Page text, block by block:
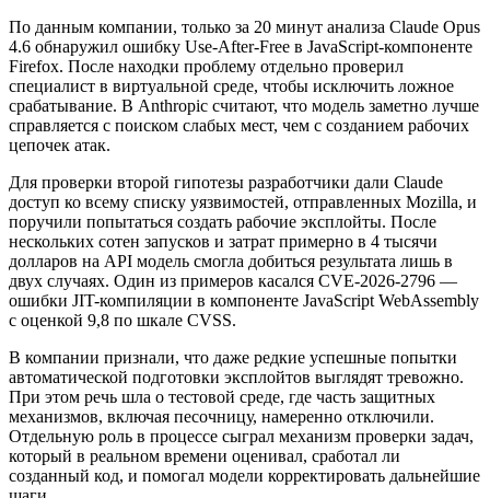
По данным компании, только за 20 минут анализа Claude Opus
4.6 обнаружил ошибку Use-After-Free в JavaScript-компоненте
Firefox. После находки проблему отдельно проверил
специалист в виртуальной среде, чтобы исключить ложное
срабатывание. В Anthropic считают, что модель заметно лучше
справляется с поиском слабых мест, чем с созданием рабочих
цепочек атак.
Для проверки второй гипотезы разработчики дали Claude
доступ ко всему списку уязвимостей, отправленных Mozilla, и
поручили попытаться создать рабочие эксплойты. После
нескольких сотен запусков и затрат примерно в 4 тысячи
долларов на API модель смогла добиться результата лишь в
двух случаях. Один из примеров касался CVE-2026-2796 —
ошибки JIT-компиляции в компоненте JavaScript WebAssembly
с оценкой 9,8 по шкале CVSS.
В компании признали, что даже редкие успешные попытки
автоматической подготовки эксплойтов выглядят тревожно.
При этом речь шла о тестовой среде, где часть защитных
механизмов, включая песочницу, намеренно отключили.
Отдельную роль в процессе сыграл механизм проверки задач,
который в реальном времени оценивал, сработал ли
созданный код, и помогал модели корректировать дальнейшие